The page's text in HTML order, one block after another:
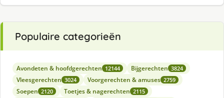
Populaire categorieën
Avondeten & hoofdgerechten 12144 Bijgerechten 3824
Vleesgerechten 3024 Voorgerechten & amuses 2759
Soepen 2120 Toetjes & nagerechten 2115